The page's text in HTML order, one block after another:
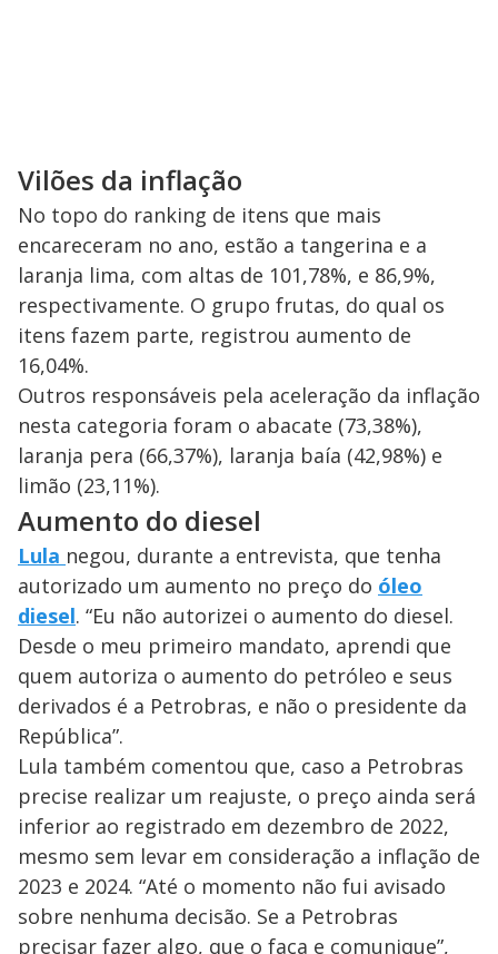
Vilões da inflação
No topo do ranking de itens que mais
encareceram no ano, estão a tangerina e a
laranja lima, com altas de 101,78%, e 86,9%,
respectivamente. O grupo frutas, do qual os
itens fazem parte, registrou aumento de
16,04%.
Outros responsáveis pela aceleração da inflação
nesta categoria foram o abacate (73,38%),
laranja pera (66,37%), laranja baía (42,98%) e
limão (23,11%).
Aumento do diesel
Lula negou, durante a entrevista, que tenha
autorizado um aumento no preço do óleo
diesel. “Eu não autorizei o aumento do diesel.
Desde o meu primeiro mandato, aprendi que
quem autoriza o aumento do petróleo e seus
derivados é a Petrobras, e não o presidente da
República”.
Lula também comentou que, caso a Petrobras
precise realizar um reajuste, o preço ainda será
inferior ao registrado em dezembro de 2022,
mesmo sem levar em consideração a inflação de
2023 e 2024. “Até o momento não fui avisado
sobre nenhuma decisão. Se a Petrobras
precisar fazer algo, que o faça e comunique”,